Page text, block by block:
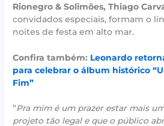
Rionegro & Solimões, Thiago
convidados especiais, formam o
noites de festa em alto mar.
Confira também: Leonardo
para celebrar o álbum histórico
Fim”
“Pra mim é um prazer estar mais
projeto tão legal e que o público